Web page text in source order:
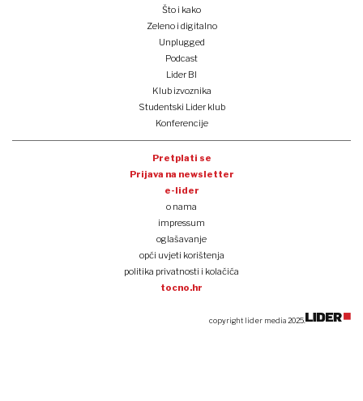
Što i kako
Zeleno i digitalno
Unplugged
Podcast
Lider BI
Klub izvoznika
Studentski Lider klub
Konferencije
Pretplati se
Prijava na newsletter
e-lider
o nama
impressum
oglašavanje
opći uvjeti korištenja
politika privatnosti i kolačića
tocno.hr
copyright lider media 2025.